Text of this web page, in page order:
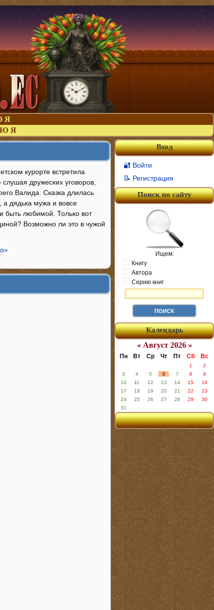
Я
Ю Я
курорте встретила
дружеских уговоров,
Валида. Сказка длилась
дядька мужа и вовсе
быть любимой. Только вот
Возможно ли это в чужой
Вход
🔐 Войти
📝 Регистрация
Поиск по сайту
Ищем:
Книгу
Автора
Серию книг
Календарь
« Август 2026 »
Пн Вт Ср Чт Пт Сб Вс
1
2
3
4 5 6 7 8
9
10
11 12 13 14 15
16
17
18 19 20 21 22
23
24
25 26 27 28 29
30
31